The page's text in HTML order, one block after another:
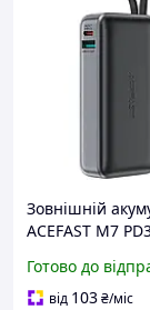
Зовнішній
ACEFAST M7
10000mAh,
Готово до
від 103₴/міс